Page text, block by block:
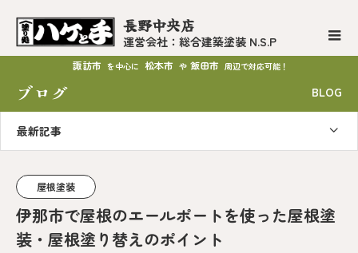
長野中央店
運営会社：総合建築塗装 N.S.P
諏訪市 を中心に 松本市 や 飯田市 周辺で対応可能！
ブログ BLOG
最新記事
屋根塗装
伊那市で屋根のエールポートを使った屋根塗
装・屋根塗り替えのポイント